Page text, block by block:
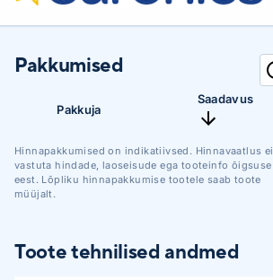
Pakkumised
Pakkuja
Saadavus
Hinnapakkumised on indikatiivsed. Hinnavaatlus ei
vastuta hindade, laoseisude ega tooteinfo õigsuse
eest. Lõpliku hinnapakkumise tootele saab toote
müüjalt.
Toote tehnilised andmed